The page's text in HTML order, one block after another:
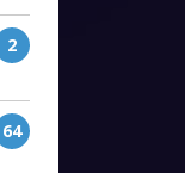
2
64